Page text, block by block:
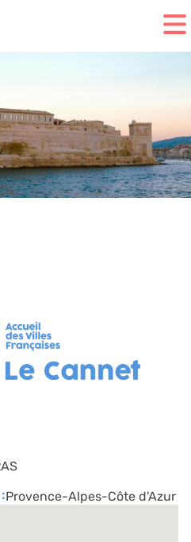
Provence-Alpes-Côte d'Azur